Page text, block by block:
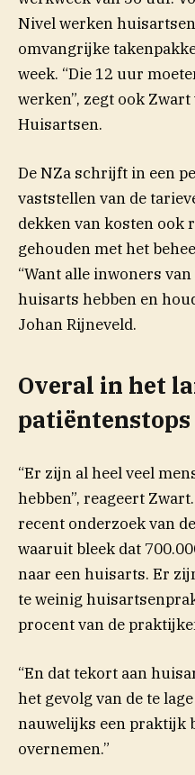
Nivel werken
omvangrijke
week. “Die 12 uur
werken”, zegt ook
Huisartsen.
De NZa schrijft in een
vaststellen van de
dekken van kosten ook
gehouden met het
“Want alle inwoners
huisarts hebben en
Johan Rijneveld.
Overal in het
patiëntenstops
“Er zijn al heel veel
hebben”, reageert
recent onderzoek van
waaruit bleek dat
naar een huisarts. Er
te weinig
procent van de
“En dat tekort aan
het gevolg van de te
nauwelijks een praktijk
overnemen.”